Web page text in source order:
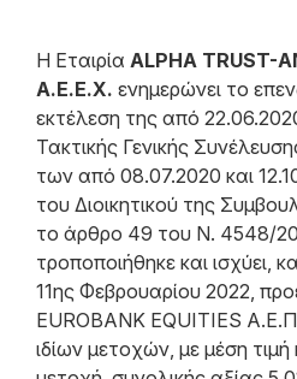
Η Εταιρία ALPHA
Α.Ε.Ε.Χ. ενημερώνει το
εκτέλεση της από
Τακτικής Γενικής
των από 08.07.2020 και
του Διοικητικού της
το άρθρο 49 του N. 4548/
τροποποιήθηκε και ισχύει,
11ης Φεβρουαρίου 2022,
EUROBANK EQUITIES
ιδίων μετοχών, με μέση